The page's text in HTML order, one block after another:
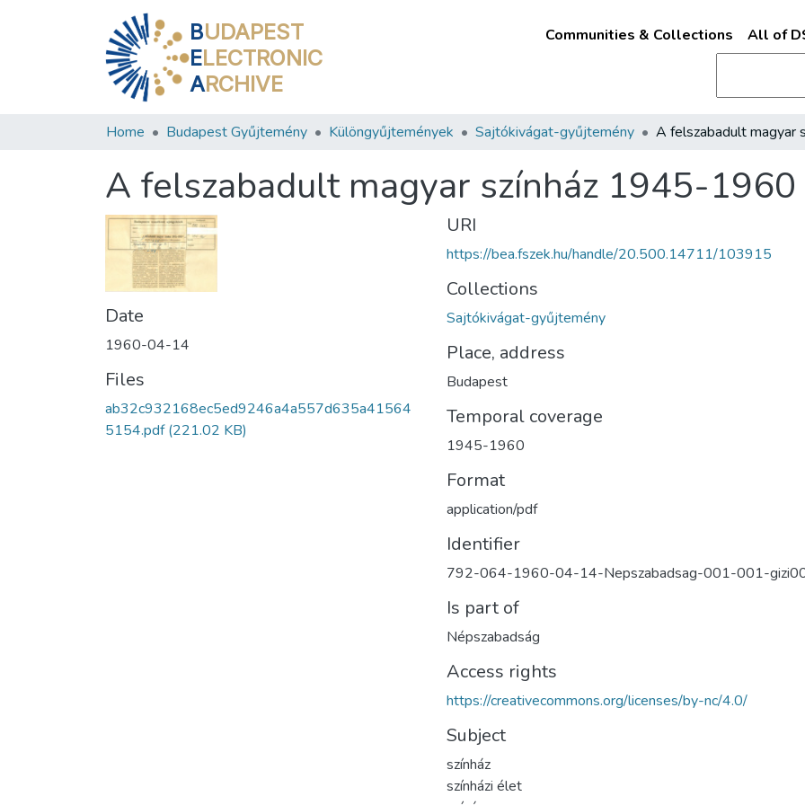
BUDAPEST
ELECTRONIC
ARCHIVE
Communities & Collections All of
Home Budapest Gyűjtemény Különgyűjtemények Sajtókivágat-gyűjtemény
A felszabadult magyar színház 1945-1960
Date
1960-04-14
Files
ab32c932168ec5ed9246a4a557d635a41564
5154.pdf(221.02 KB)
URI
https://bea.fszek.hu/handle/20.500.14711/103915
Collections
Sajtókivágat-gyűjtemény
Place, address
Budapest
Temporal coverage
1945-1960
Format
application/pdf
Identifier
792-064-1960-04-14-Nepszabadsag-001-001-
Is part of
Népszabadság
Access rights
https://creativecommons.org/licenses/by-nc/4.0/
Subject
színház
színházi élet